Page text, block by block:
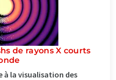
de rayons X courts
à la visualisation des